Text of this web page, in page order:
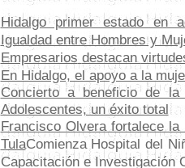
Hidalgo primer estado en
Igualdad entre Hombres y
Empresarios destacan
En Hidalgo, el apoyo a la
Concierto a beneficio de
Adolescentes, un éxito total
Francisco Olvera fortalece
TulaComienza Hospital del
Capacitación e Investigación